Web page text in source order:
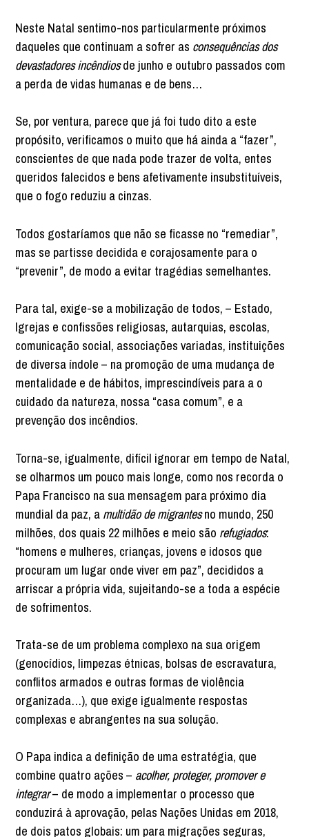
Neste Natal sentimo-nos particularmente próximos
daqueles que continuam a sofrer as consequências dos
devastadores incêndiosde junho e outubro passados com
a perda de vidas humanas e de bens…
Se, por ventura, parece que já foi tudo dito a este
propósito, verificamos o muito que há ainda a “fazer”,
conscientes de que nada pode trazer de volta, entes
queridos falecidos e bens afetivamente insubstituíveis,
que o fogo reduziu a cinzas.
Todos gostaríamos que não se ficasse no “remediar”,
mas se partisse decidida e corajosamente para o
“prevenir”, de modo a evitar tragédias semelhantes.
Para tal, exige-se a mobilização de todos, – Estado,
Igrejas e confissões religiosas, autarquias, escolas,
comunicação social, associações variadas, instituições
de diversa índole – na promoção de uma mudança de
mentalidade e de hábitos, imprescindíveis para a o
cuidado da natureza, nossa “casa comum”, e a
prevenção dos incêndios.
Torna-se, igualmente, difícil ignorar em tempo de Natal,
se olharmos um pouco mais longe, como nos recorda o
Papa Francisco na sua mensagem para próximo dia
mundial da paz, a multidão de migrantesno mundo, 250
milhões, dos quais 22 milhões e meio são refugiados:
“homens e mulheres, crianças, jovens e idosos que
procuram um lugar onde viver em paz”, decididos a
arriscar a própria vida, sujeitando-se a toda a espécie
de sofrimentos.
Trata-se de um problema complexo na sua origem
(genocídios, limpezas étnicas, bolsas de escravatura,
conflitos armados e outras formas de violência
organizada…), que exige igualmente respostas
complexas e abrangentes na sua solução.
O Papa indica a definição de uma estratégia, que
combine quatro ações – acolher, proteger, promover e
integrar– de modo a implementar o processo que
conduzirá à aprovação, pelas Nações Unidas em 2018,
de dois patos globais: um para migrações seguras,